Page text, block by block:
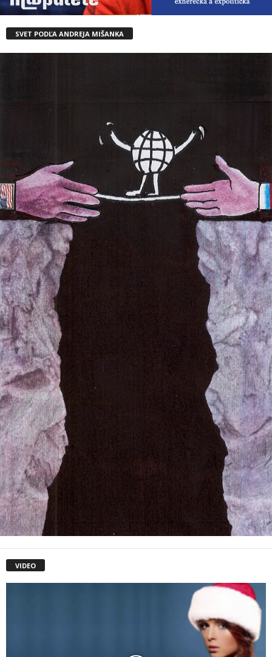
SVET PODĽA ANDREJA MIŠANKA
VIDEO